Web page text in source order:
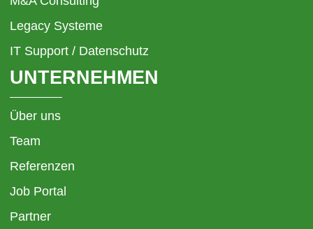
Legacy Systeme
IT Support / Datenschutz
UNTERNEHMEN
Über uns
Team
Referenzen
Job Portal
Partner